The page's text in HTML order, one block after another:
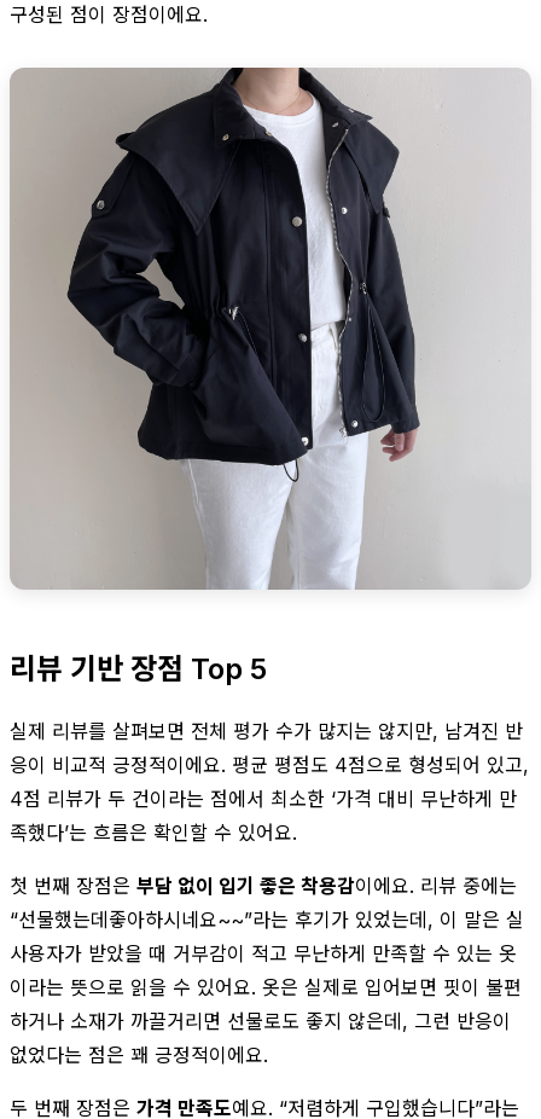
구성된 점이 장점이에요.
리뷰 기반 장점 Top 5
실제 리뷰를 살펴보면 전체 평가 수가 많지는 않지만, 남겨진 반
응이 비교적 긍정적이에요. 평균 평점도 4점으로 형성되어 있고,
4점 리뷰가 두 건이라는 점에서 최소한 ‘가격 대비 무난하게 만
족했다’는 흐름은 확인할 수 있어요.
첫 번째 장점은 부담 없이 입기 좋은 착용감이에요. 리뷰 중에는
“선물했는데좋아하시네요~~”라는 후기가 있었는데, 이 말은 실
사용자가 받았을 때 거부감이 적고 무난하게 만족할 수 있는 옷
이라는 뜻으로 읽을 수 있어요. 옷은 실제로 입어보면 핏이 불편
하거나 소재가 까끌거리면 선물로도 좋지 않은데, 그런 반응이
없었다는 점은 꽤 긍정적이에요.
두 번째 장점은 가격 만족도예요. “저렴하게 구입했습니다”라는